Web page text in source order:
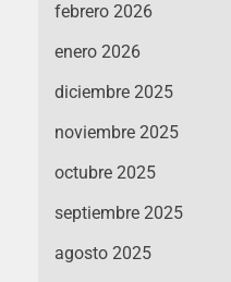
febrero 2026
enero 2026
diciembre 2025
noviembre 2025
octubre 2025
septiembre 2025
agosto 2025